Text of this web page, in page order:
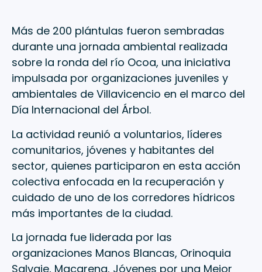
Más de 200 plántulas fueron sembradas
durante una jornada ambiental realizada
sobre la ronda del río Ocoa, una iniciativa
impulsada por organizaciones juveniles y
ambientales de Villavicencio en el marco del
Día Internacional del Árbol.
La actividad reunió a voluntarios, líderes
comunitarios, jóvenes y habitantes del
sector, quienes participaron en esta acción
colectiva enfocada en la recuperación y
cuidado de uno de los corredores hídricos
más importantes de la ciudad.
La jornada fue liderada por las
organizaciones Manos Blancas, Orinoquia
Salvaje, Macarena, Jóvenes por una Mejor